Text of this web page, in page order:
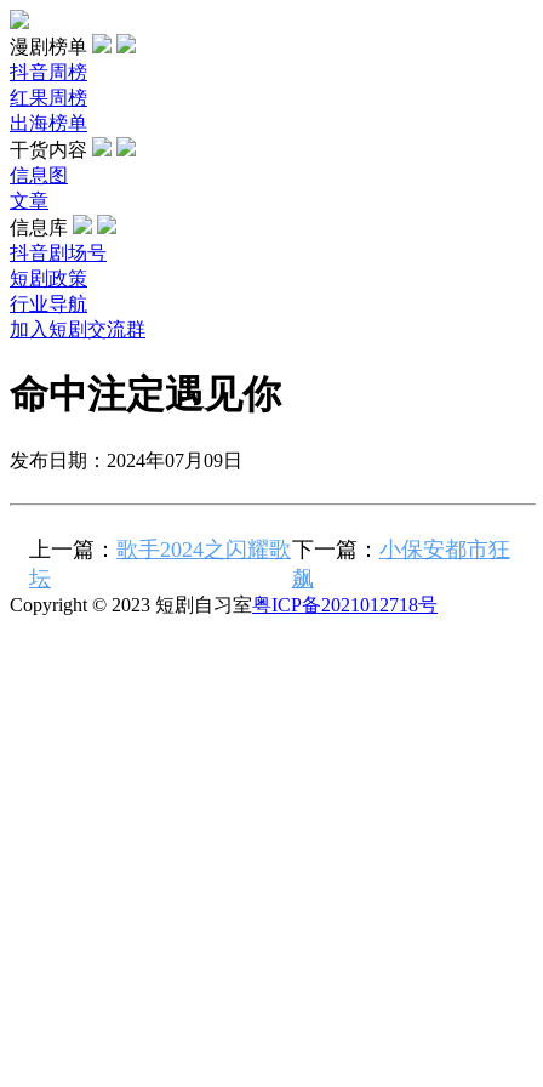
漫剧榜单
抖音周榜
红果周榜
出海榜单
干货内容
信息图
文章
信息库
抖音剧场号
短剧政策
行业导航
加入短剧交流群
命中注定遇见你
发布日期：2024年07月09日
上一篇： 歌手2024之闪耀歌
坛
下一篇： 小保安都市狂
飙
Copyright © 2023 短剧自习室粤ICP备2021012718号